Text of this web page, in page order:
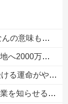
ｗｗｗｗｗｗｗ
万円の寄付！
はとんでもないものだが……
援コメントが続々と